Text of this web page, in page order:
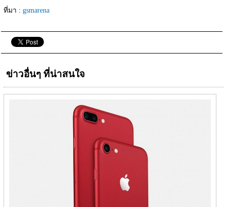
ที่มา : gsmarena
ข่าวอื่นๆ ที่น่าสนใจ